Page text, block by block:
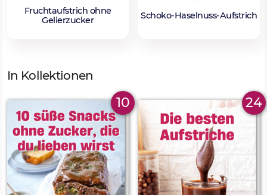
Fruchtaufstrich ohne
Gelierzucker
Schoko-Haselnuss-Aufstrich
In Kollektionen
10 24